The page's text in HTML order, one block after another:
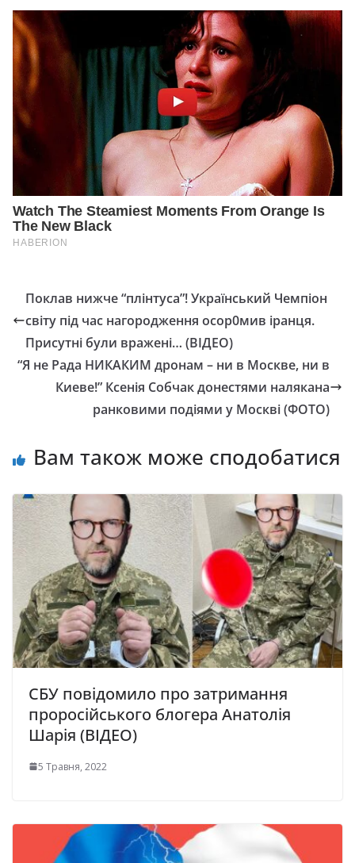
Поклав нижче “плінтуса”! Український Чемпіон
світу під час нагоpодження осор0мив іранця.
Присутні були вражені… (ВІДЕО)
“Я нe Рaдa НИКАКИМ дронам – ни в Мocкве, ни в
Киеве!” Кceнiя Сoбчaк донестями налякана
paнкoвими пoдiями у Москві (ФОТО)
Вам також може сподобатися
СБУ повідомило про затримання
проросійського блогера Анатолія
Шарія (ВІДЕО)
5 Травня, 2022